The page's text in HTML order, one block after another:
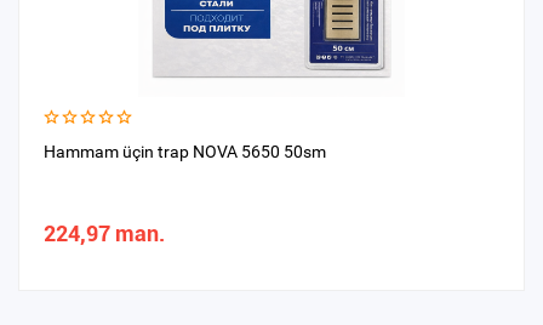
Hammam üçin trap NOVA 5650 50sm
224,97 man.